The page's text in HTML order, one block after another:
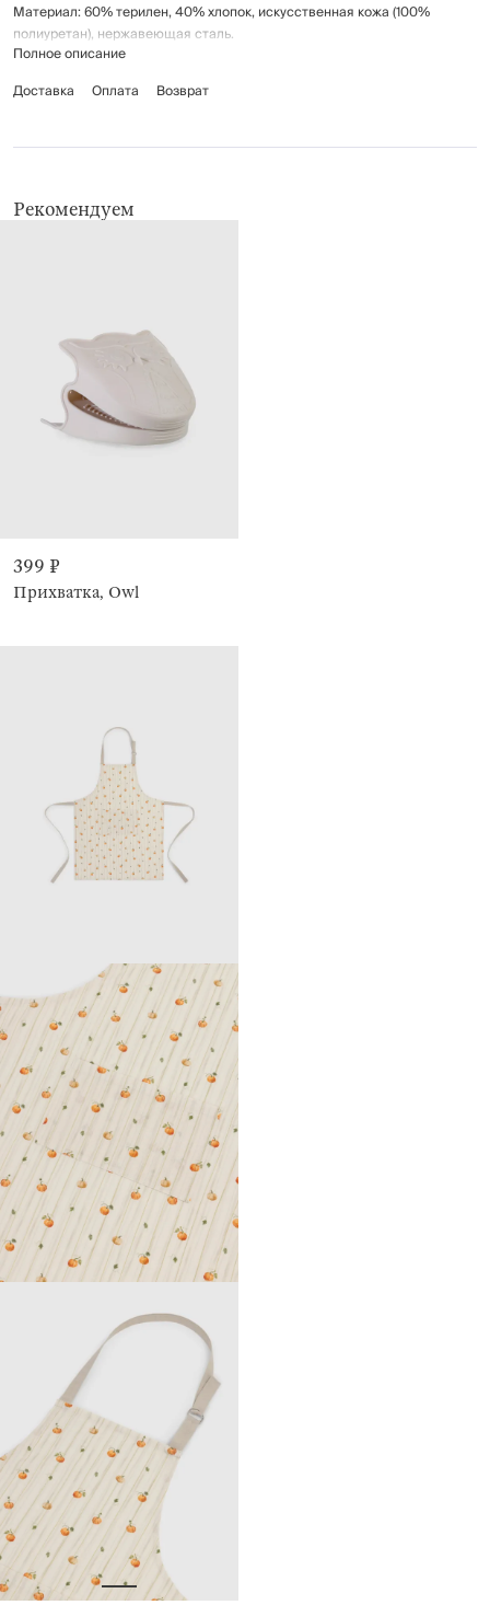
Материал: 60% терилен, 40% хлопок, искусственная кожа (100%
полиуретан), нержавеющая сталь.
для барбекю.
Полное описание
Доставка
Оплата Возврат
Рекомендуем
399 ₽
Прихватка, Owl